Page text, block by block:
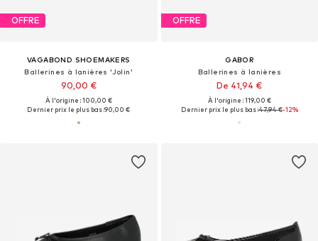
OFFRE
VAGABOND SHOEMAKERS
Ballerines à lanières 'Jolin'
90,00 €
À l'origine : 100,00 €
Dernier prix le plus bas :90,00 €
OFFRE
GABOR
Ballerines à lanières
De 41,94 €
À l'origine : 119,00 €
Dernier prix le plus bas :47,94 €-12%